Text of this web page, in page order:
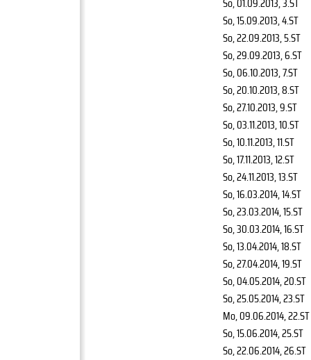
So, 15.09.2013, 4.ST
So, 22.09.2013, 5.ST
So, 29.09.2013, 6.ST
So, 06.10.2013, 7.ST
So, 20.10.2013, 8.ST
So, 27.10.2013, 9.ST
So, 03.11.2013, 10.ST
So, 10.11.2013, 11.ST
So, 17.11.2013, 12.ST
So, 24.11.2013, 13.ST
So, 16.03.2014, 14.ST
So, 23.03.2014, 15.ST
So, 30.03.2014, 16.ST
So, 13.04.2014, 18.ST
So, 27.04.2014, 19.ST
So, 04.05.2014, 20.ST
So, 25.05.2014, 23.ST
Mo, 09.06.2014, 22.ST
So, 15.06.2014, 25.ST
So, 22.06.2014, 26.ST